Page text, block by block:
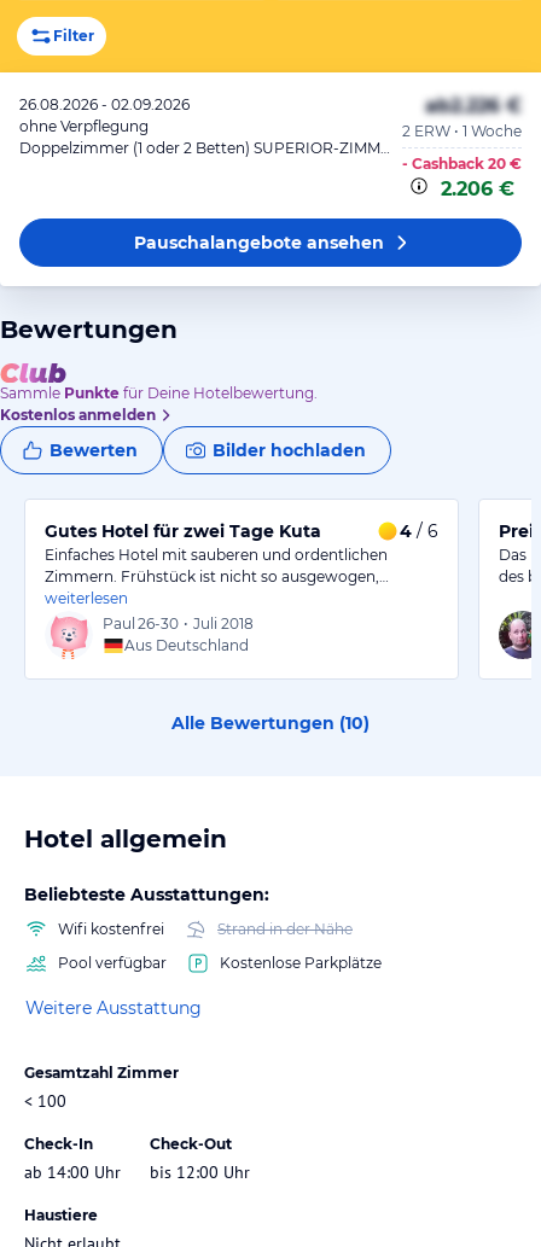
Filter
26.08.2026 - 02.09.2026
ohne Verpflegung
Doppelzimmer (1 oder 2 Betten) SUPERIOR-ZIMMER MIT EINEM SCHLAFZIMMER
ab2.226 €
2 ERW • 1 Woche
- Cashback 20 €
2.206 €
Pauschalangeboteansehen
Bewertungen
Sammle Punkte für Deine Hotelbewertung.
Kostenlos anmelden
Bewerten Bilder hochladen
Gutes Hotel für zwei Tage Kuta 4 / 6
Einfaches Hotel mit sauberen und ordentlichen
Zimmern. Frühstück ist nicht so ausgewogen,…
weiterlesen
Paul 26-30 • Juli 2018
Aus Deutschland
Das
des
Alle Bewertungen (10)
Hotel allgemein
Beliebteste Ausstattungen:
Wifi kostenfrei
Strand in der Nähe
Pool verfügbar
Kostenlose Parkplätze
Weitere Ausstattung
Gesamtzahl Zimmer
< 100
Check-In
ab 14:00 Uhr
Check-Out
bis 12:00 Uhr
Haustiere